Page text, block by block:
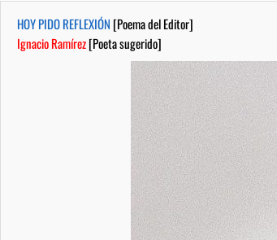
HOY PIDO REFLEXIÓN [Poema del Editor]
Ignacio Ramírez[Poeta sugerido]